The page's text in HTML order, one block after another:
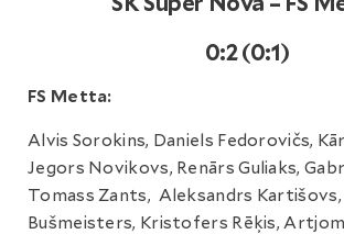
0:2 (0:1)
FS Metta:
Alvis Sorokins, Daniels Fedorovičs,
Jegors Novikovs, Renārs Guliaks,
Tomass Zants, Aleksandrs Kartišovs,
Bušmeisters, Kristofers Rēķis,